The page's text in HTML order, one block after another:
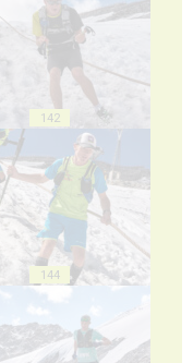
142
144